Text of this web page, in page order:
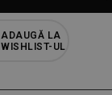
ADAUGĂ LA
WISHLIST-UL